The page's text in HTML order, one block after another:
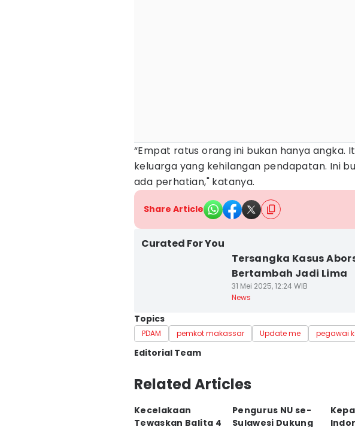
“Empat ratus orang ini bukan hanya angka.
keluarga yang kehilangan pendapatan. Ini
ada perhatian," katanya.
Share Article
Curated For You
Tersangka Kasus
Bertambah Jadi Lima
31 Mei 2025, 12:24 WIB
News
Topics
PDAM pemkot makassar Update me pegawai
Editorial Team
Editor
Irwan Idris
Editor
Related Articles
Kecelakaan
Tewaskan Balita 4
Pengurus NU se-
Sulawesi Dukung